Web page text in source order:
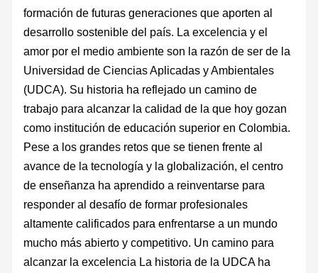
formación de futuras generaciones que aporten al
desarrollo sostenible del país. La excelencia y el
amor por el medio ambiente son la razón de ser de la
Universidad de Ciencias Aplicadas y Ambientales
(UDCA). Su historia ha reflejado un camino de
trabajo para alcanzar la calidad de la que hoy gozan
como institución de educación superior en Colombia.
Pese a los grandes retos que se tienen frente al
avance de la tecnología y la globalización, el centro
de enseñanza ha aprendido a reinventarse para
responder al desafío de formar profesionales
altamente calificados para enfrentarse a un mundo
mucho más abierto y competitivo. Un camino para
alcanzar la excelencia La historia de la UDCA ha